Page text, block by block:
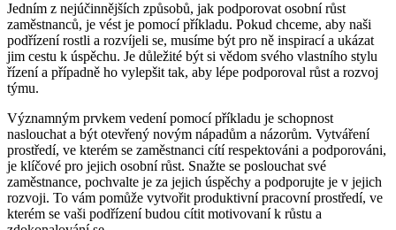
Jedním z nejúčinnějších způsobů, jak podporovat osobní růst
zaměstnanců, je vést je pomocí příkladu. Pokud chceme, aby naši
podřízení rostli a rozvíjeli se, musíme být pro ně inspirací a ukázat
jim cestu k úspěchu. Je důležité být si vědom svého vlastního stylu
řízení a případně ho vylepšit tak, aby lépe podporoval růst a rozvoj
týmu.
Významným prvkem vedení pomocí příkladu je schopnost
naslouchat a být otevřený novým nápadům a názorům. Vytváření
prostředí, ve kterém se zaměstnanci cítí respektováni a podporováni,
je klíčové pro jejich osobní růst. Snažte se poslouchat své
zaměstnance, pochvalte je za jejich úspěchy a podporujte je v jejich
rozvoji. To vám pomůže vytvořit produktivní pracovní prostředí, ve
kterém se vaši podřízení budou cítit motivovaní k růstu a